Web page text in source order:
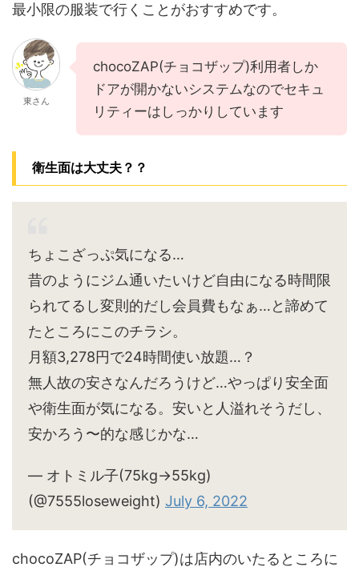
最小限の服装で行くことがおすすめです。
東さん
chocoZAP(チョコザップ)利用者しか
ドアが開かないシステムなのでセキュ
リティーはしっかりしています
衛生面は大丈夫？？
ちょこざっぷ気になる…
昔のようにジム通いたいけど自由になる時間限
られてるし変則的だし会員費もなぁ…と諦めて
たところにこのチラシ。
月額3,278円で24時間使い放題…？
無人故の安さなんだろうけど…やっぱり安全面
や衛生面が気になる。安いと人溢れそうだし、
安かろう〜的な感じかな…
— オトミル子(75kg→55kg)
(@7555loseweight) July 6, 2022
chocoZAP(チョコザップ)は店内のいたるところに